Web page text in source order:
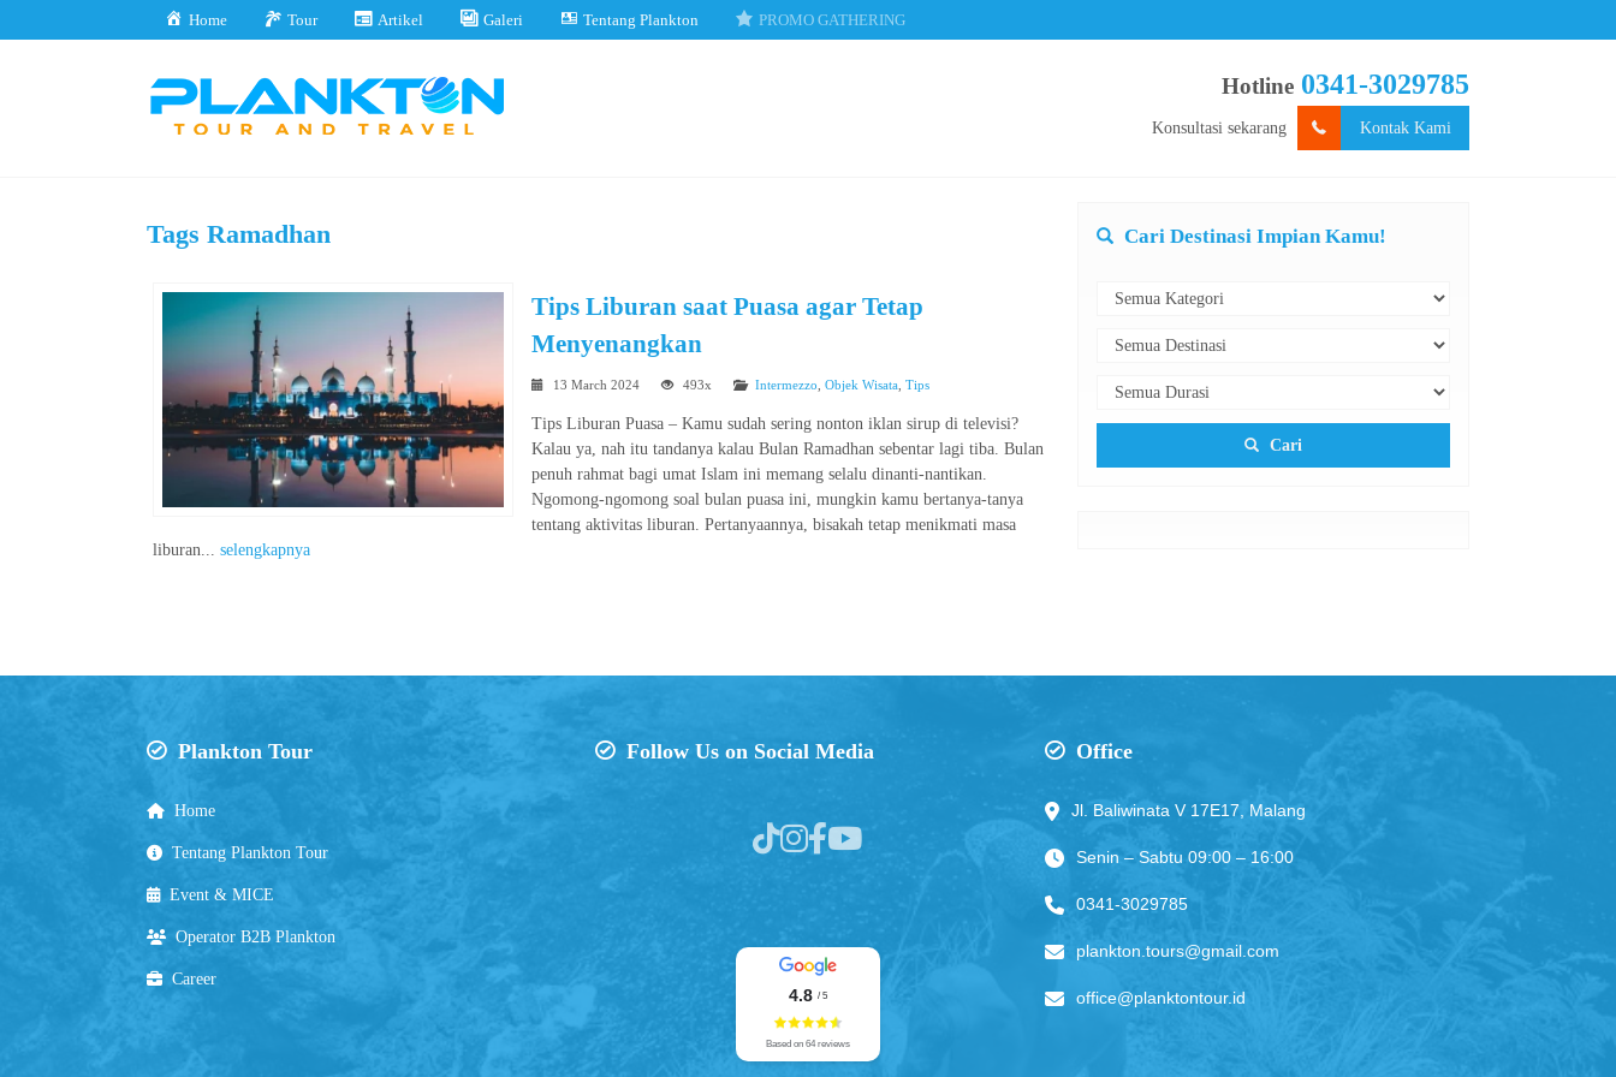
Home Tour Artikel Galeri Tentang Plankton PROMO GATHERING
Hotline 0341-3029785
Konsultasi sekarang Kontak Kami
Tags Ramadhan
Tips Liburan saat Puasa agar Tetap
Menyenangkan
13 March 2024 493x Intermezzo Objek Wisata Tips
Tips Liburan Puasa – Kamu sudah sering nonton iklan sirup di televisi?
Kalau ya, nah itu tandanya kalau Bulan Ramadhan sebentar lagi tiba. Bulan
penuh rahmat bagi umat Islam ini memang selalu dinanti-nantikan.
Ngomong-ngomong soal bulan puasa ini, mungkin kamu bertanya-tanya
tentang aktivitas liburan. Pertanyaannya, bisakah tetap menikmati masa
liburan... selengkapnya
Cari Destinasi Impian Kamu!
Cari
Plankton Tour
Home
Tentang Plankton Tour
Event & MICE
Operator B2B Plankton
Career
Follow Us on Social Media
4.8 / 5
Based on 64 reviews
Office
Jl. Baliwinata V 17E17, Malang
Senin – Sabtu 09:00 – 16:00
0341-3029785
plankton.tours@gmail.com
office@planktontour.id